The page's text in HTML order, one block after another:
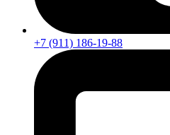
+7 (911) 186-19-88